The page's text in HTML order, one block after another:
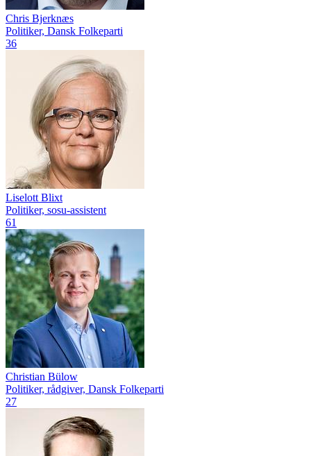
Chris Bjerknæs
Politiker, Dansk Folkeparti
36
Liselott Blixt
Politiker, sosu-assistent
61
Christian Bülow
Politiker, rådgiver, Dansk Folkeparti
27